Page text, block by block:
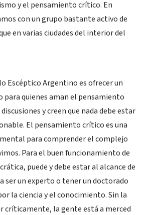
y el pensamiento crítico. En
con un grupo bastante activo de
en varias ciudades del interior del
Escéptico Argentino es ofrecer un
para quienes aman el pensamiento
y creen que nada debe estar
El pensamiento crítico es una
para comprender el complejo
Para el buen funcionamiento de
puede y debe estar al alcance de
ser un experto o tener un doctorado
la ciencia y el conocimiento. Sin la
críticamente, la gente está a merced